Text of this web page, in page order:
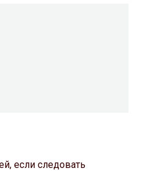
если следовать